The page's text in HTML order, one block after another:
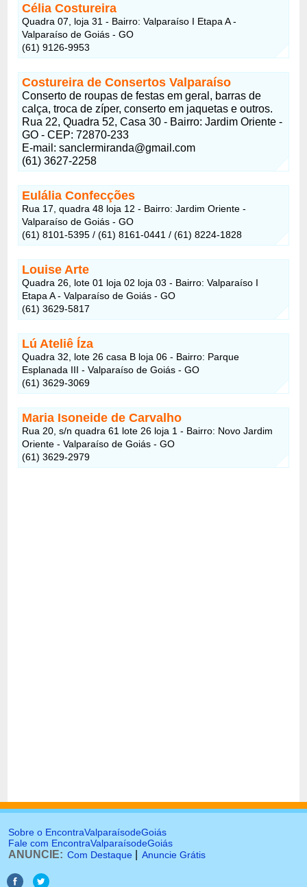
Célia Costureira
Quadra 07, loja 31 - Bairro: Valparaíso I Etapa A -
Valparaíso de Goiás - GO
(61) 9126-9953
Costureira de Consertos Valparaíso
Conserto de roupas de festas em geral, barras de
calça, troca de zíper, conserto em jaquetas e outros.
Rua 22, Quadra 52, Casa 30 - Bairro: Jardim Oriente -
GO - CEP: 72870-233
E-mail: sanclermiranda@gmail.com
(61) 3627-2258
Eulália Confecções
Rua 17, quadra 48 loja 12 - Bairro: Jardim Oriente -
Valparaíso de Goiás - GO
(61) 8101-5395 / (61) 8161-0441 / (61) 8224-1828
Louise Arte
Quadra 26, lote 01 loja 02 loja 03 - Bairro: Valparaíso I
Etapa A - Valparaíso de Goiás - GO
(61) 3629-5817
Lú Ateliê Íza
Quadra 32, lote 26 casa B loja 06 - Bairro: Parque
Esplanada III - Valparaíso de Goiás - GO
(61) 3629-3069
Maria Isoneide de Carvalho
Rua 20, s/n quadra 61 lote 26 loja 1 - Bairro: Novo Jardim
Oriente - Valparaíso de Goiás - GO
(61) 3629-2979
Sobre o EncontraValparaísodeGoiás
Fale com EncontraValparaísodeGoiás
ANUNCIE: Com Destaque Anuncie Grátis